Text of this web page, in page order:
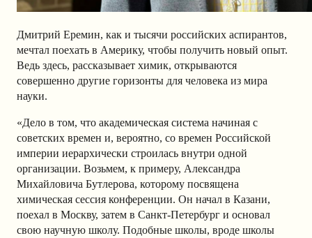
Дмитрий Еремин, как и тысячи российских аспирантов,
мечтал поехать в Америку, чтобы получить новый опыт.
Ведь здесь, рассказывает химик, открываются
совершенно другие горизонты для человека из мира
науки.
«Дело в том, что академическая система начиная с
советских времен и, вероятно, со времен Российской
империи иерархически строилась внутри одной
организации. Возьмем, к примеру, Александра
Михайловича Бутлерова, которому посвящена
химическая сессия конференции. Он начал в Казани,
поехал в Москву, затем в Санкт-Петербург и основал
свою научную школу. Подобные школы, вроде школы